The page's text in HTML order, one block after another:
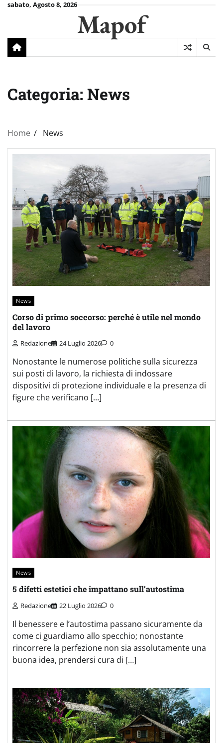
Skipsabato, Agosto 8, 2026
Mapof
Categoria: News
Home News
News
Corso di primo soccorso: perché è utile nel mondo
del lavoro
Redazione 24 Luglio 2026 0
Nonostante le numerose politiche sulla sicurezza
sui posti di lavoro, la richiesta di indossare
dispositivi di protezione individuale e la presenza di
figure che verificano […]
News
5 difetti estetici che impattano sull’autostima
Redazione 22 Luglio 2026 0
Il benessere e l’autostima passano sicuramente da
come ci guardiamo allo specchio; nonostante
rincorrere la perfezione non sia assolutamente una
buona idea, prendersi cura di […]